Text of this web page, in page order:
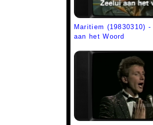
Maritiem (19830310)
aan het Woord